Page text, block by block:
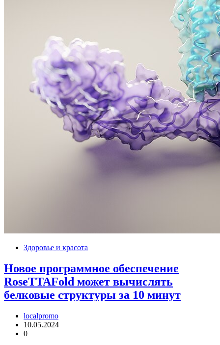
Здоровье и красота
Новое программное обеспечение
RoseTTAFold может вычислять
белковые структуры за 10 минут
localpromo
10.05.2024
0